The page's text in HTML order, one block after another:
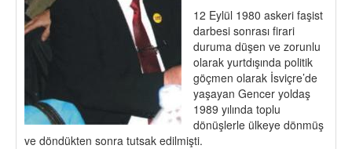
12 Eylül 1980 askeri faşist
darbesi sonrası firari
duruma düşen ve zorunlu
olarak yurtdışında politik
göçmen olarak İsviçre’de
yaşayan Gencer yoldaş
1989 yılında toplu
dönüşlerle ülkeye dönmüş
ve döndükten sonra tutsak edilmişti.